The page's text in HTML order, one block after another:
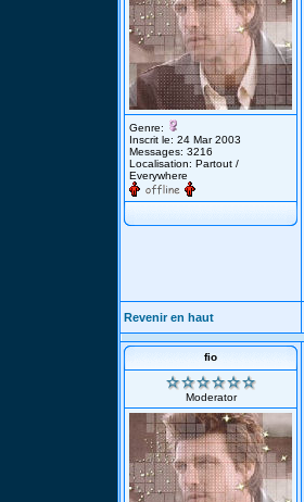
Genre:
Inscrit le: 24 Mar 2003
Messages: 3216
Localisation: Partout /
Everywhere
Revenir en haut
fio
Moderator